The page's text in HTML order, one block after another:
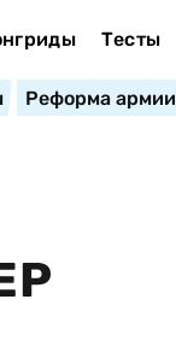
Тесты
Реформа армии